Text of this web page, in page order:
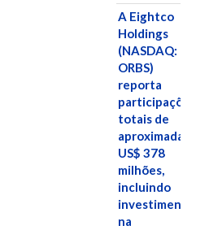
A Eightco
Holdings
(NASDAQ:
ORBS)
reporta
participações
totais de
US$ 378
milhões,
incluindo
investimentos
na